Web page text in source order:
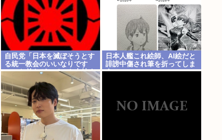
自民党「日本を滅ぼそうとす
る統一教会のいいなりです
w」 お前らがコイツを支持す
日本人艦これ絵師、AI絵だと
誹謗中傷され筆を折ってしま
う